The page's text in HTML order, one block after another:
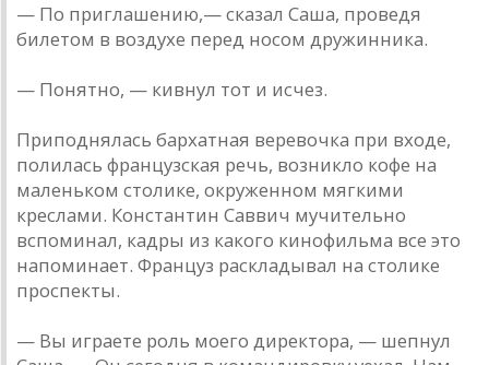
— По приглашению,— сказал Саша, проведя
билетом в воздухе перед носом дружинника.
— Понятно, — кивнул тот и исчез.
Приподнялась бархатная веревочка при входе,
полилась французская речь, возникло кофе на
маленьком столике, окруженном мягкими
креслами. Константин Саввич мучительно
вспоминал, кадры из какого кинофильма все это
напоминает. Француз раскладывал на столике
проспекты.
— Вы играете роль моего директора, — шепнул